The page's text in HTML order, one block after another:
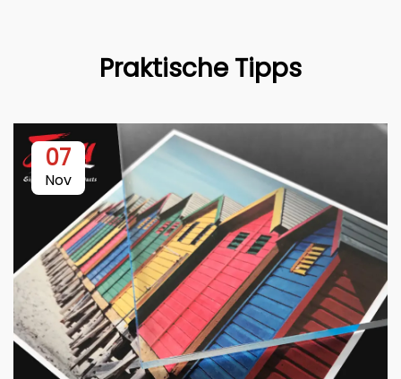
Praktische Tipps
07
Nov